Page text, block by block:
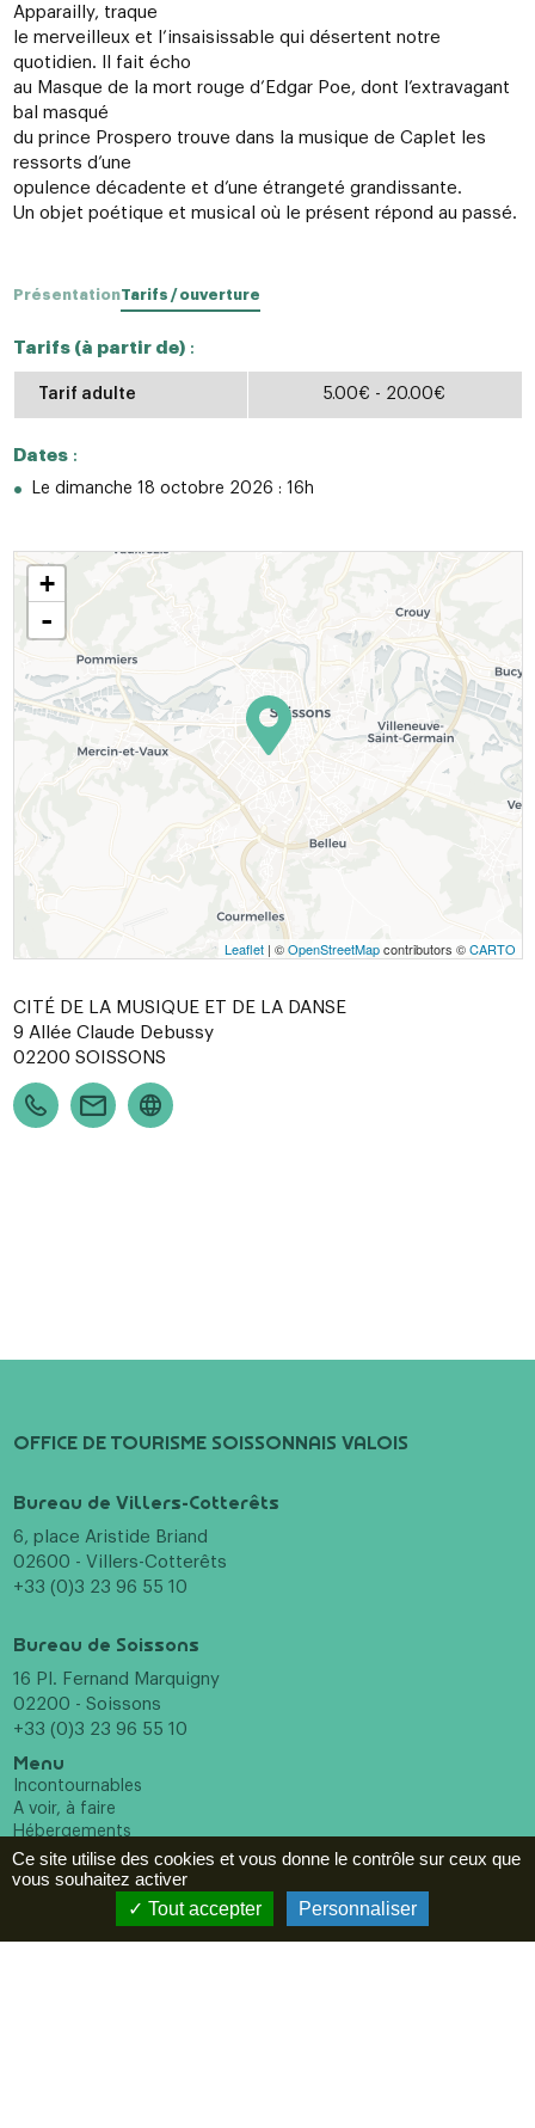
Apparailly, traque
le merveilleux et l’insaisissable qui désertent notre
quotidien. Il fait écho
au Masque de la mort rouge d’Edgar Poe, dont l’extravagant
bal masqué
du prince Prospero trouve dans la musique de Caplet les
ressorts d’une
opulence décadente et d’une étrangeté grandissante.
Un objet poétique et musical où le présent répond au passé.
PrésentationTarifs / ouverture
Tarifs (à partir de):
Tarif adulte 5.00€ - 20.00€
Dates:
Le dimanche 18 octobre 2026 : 16h
+
-
Leaflet| ©OpenStreetMapcontributors ©CARTO
CITÉ DE LA MUSIQUE ET DE LA DANSE
9 Allée Claude Debussy
02200 SOISSONS
OFFICE DE TOURISME SOISSONNAIS VALOIS
Bureau de Villers-Cotterêts
6, place Aristide Briand
02600 - Villers-Cotterêts
+33 (0)3 23 96 55 10
Bureau de Soissons
16 Pl. Fernand Marquigny
02200 - Soissons
+33 (0)3 23 96 55 10
Menu
Incontournables
A voir, à faire
Hébergements
Restaurants
Agenda
ESPACE PRO
Ce site utilise des cookies et vous donne le contrôle sur ceux que
vous souhaitez activer
Tout accepter
Personnaliser